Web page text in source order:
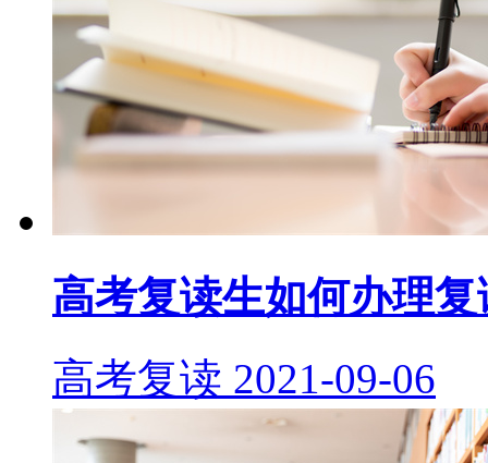
高考复读生如何办理复
高考复读 2021-09-06